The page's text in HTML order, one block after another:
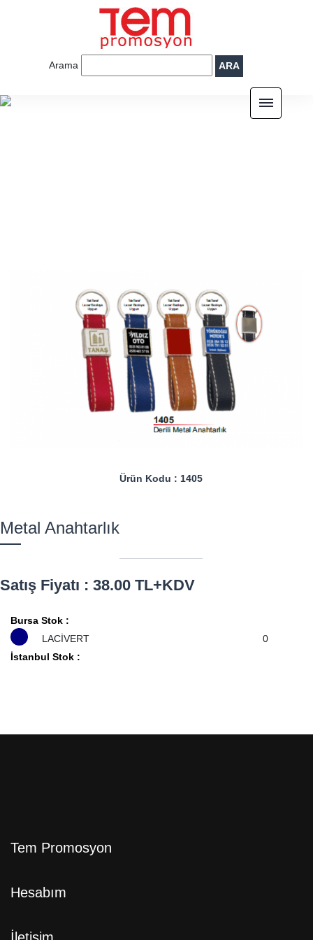
Arama ARA
Metal Anahtarlık
Ürün Kodu : 1405
Satış Fiyatı : 38.00 TL+KDV
Bursa Stok :
LACİVERT
0
İstanbul Stok :
Tem Promosyon
Hesabım